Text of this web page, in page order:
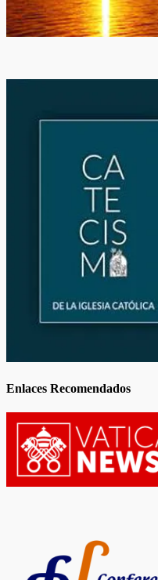
Enlaces Recomendados